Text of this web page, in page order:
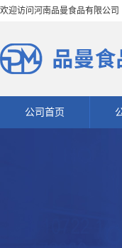
欢迎访问河南品曼食品有限公司
公司首页